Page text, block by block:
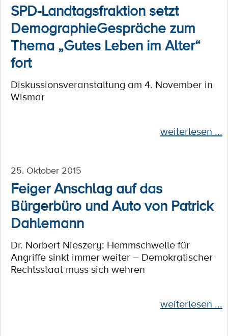
SPD-Landtagsfraktion setzt
DemographieGespräche zum
Thema „Gutes Leben im Alter“
fort
Diskussionsveranstaltung am 4. November in
Wismar
weiterlesen ...
25. Oktober 2015
Feiger Anschlag auf das
Bürgerbüro und Auto von Patrick
Dahlemann
Dr. Norbert Nieszery: Hemmschwelle für
Angriffe sinkt immer weiter – Demokratischer
Rechtsstaat muss sich wehren
weiterlesen ...